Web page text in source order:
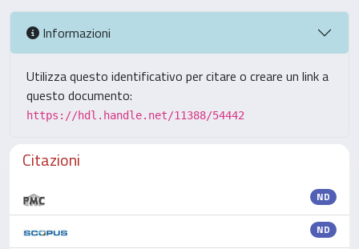
Informazioni
Utilizza questo identificativo per citare o creare un link a
questo documento:
https://hdl.handle.net/11388/54442
Citazioni
ND
ND